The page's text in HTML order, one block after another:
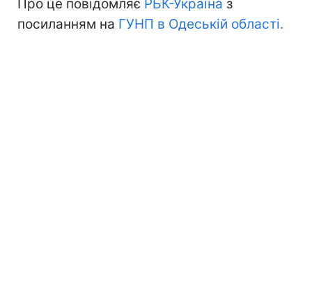
Про це повідомляє РБК-Україна з
посиланням на ГУНП в Одеській області.